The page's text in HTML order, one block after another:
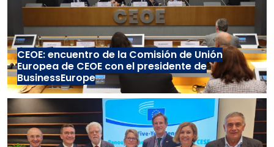
CEOE: encuentro de la Comisión de Unión
Europea de CEOE con el presidente de
BusinessEurope